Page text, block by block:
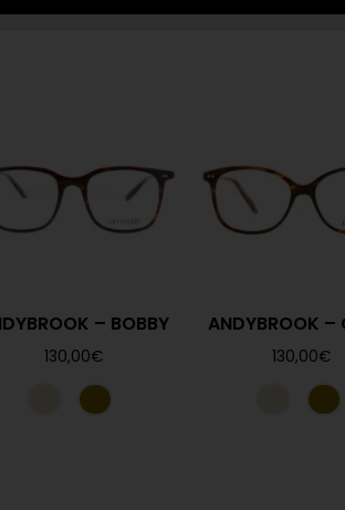
– BOBBY
130,00€
ANDYBROOK –
130,00€